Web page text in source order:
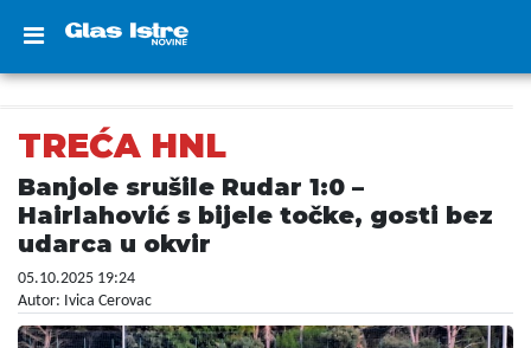
TREĆA HNL
Banjole srušile Rudar 1:0 –
Hairlahović s bijele točke, gosti bez
udarca u okvir
05.10.2025 19:24
Autor: Ivica Cerovac